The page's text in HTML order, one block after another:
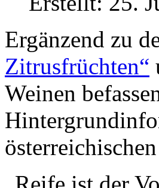
Ergänzend zu
Zitrusfrüchten“
Weinen